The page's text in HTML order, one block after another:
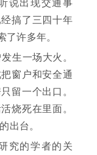
说出现交通事
搞了三四十年
了许多年。
生一场大火。
窗户和安全通
留一个出口。
烧死在里面。
出台。
究的学者的关